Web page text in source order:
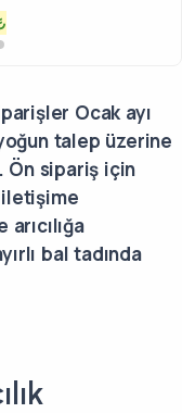
Ocak ayı
talep üzerine
Ön sipariş için
iletişime
bal tadında